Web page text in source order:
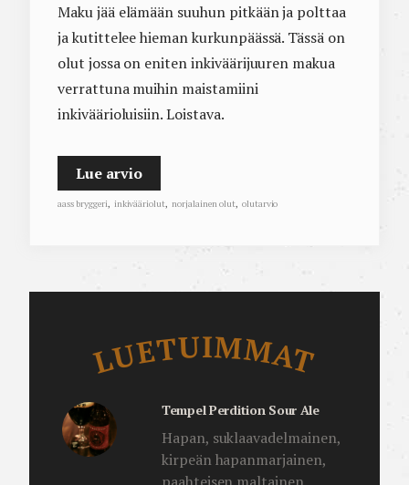
Maku jää elämään suuhun pitkään ja polttaa
ja kutittelee hieman kurkunpäässä. Tässä on
olut jossa on eniten inkiväärijuuren makua
verrattuna muihin maistamiini
inkiväärioluisiin. Loistava.
Lue arvio
aass bryggeri, inkivääriolut, norjalainen olut, olutarvio
LUETUIMMAT
Tempel Perdition Sour Ale
Hapan, suklaavadelmainen,
kirpeän hapanmarjainen,